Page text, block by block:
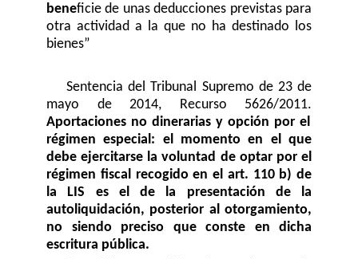
beneficie de unas deducciones previstas para
otra actividad a la que no ha destinado los
bienes”
Sentencia del Tribunal Supremo de 23 de
mayo de 2014, Recurso 5626/2011.
Aportaciones no dinerarias y opción por el
régimen especial: el momento en el que
debe ejercitarse la voluntad de optar por el
régimen fiscal recogido en el art. 110 b) de
la LIS es el de la presentación de la
autoliquidación, posterior al otorgamiento,
no siendo preciso que conste en dicha
escritura pública.